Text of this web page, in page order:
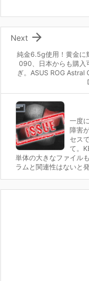
純金6.5g使用！黄金に
090、日本からも購入
ぎ。ASUS ROG Astral

Next
一度
障害
セス
て。
単体の大きなファイル
ラムと関連性はないと発